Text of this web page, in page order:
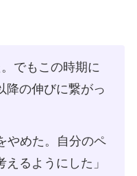
でもこの時期に
降の伸びに繋がっ
やめた。自分のペ
るようにした」